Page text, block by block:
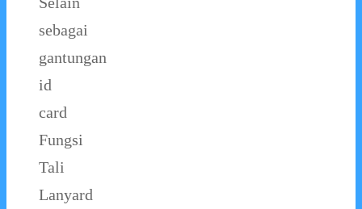
sebagai
gantungan
id
card
Fungsi
Tali
Lanyard